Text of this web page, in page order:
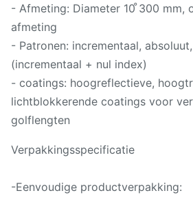
- Afmeting: Diameter 10 ̊300 mm,
afmeting
- Patronen: incrementaal,
(incrementaal + nul index)
- coatings: hoogreflectieve,
lichtblokkerende coatings voor
golflengten
Verpakkingsspecificatie
-Eenvoudige productverpakking: